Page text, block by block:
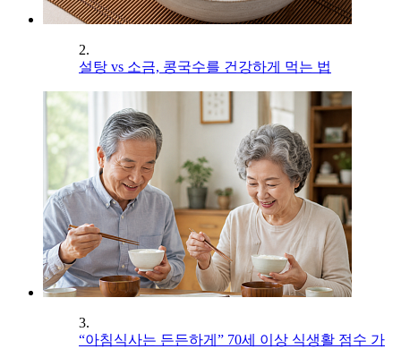
2.
설탕 vs 소금, 콩국수를 건강하게 먹는 법
3.
“아침식사는 든든하게” 70세 이상 식생활 점수 가